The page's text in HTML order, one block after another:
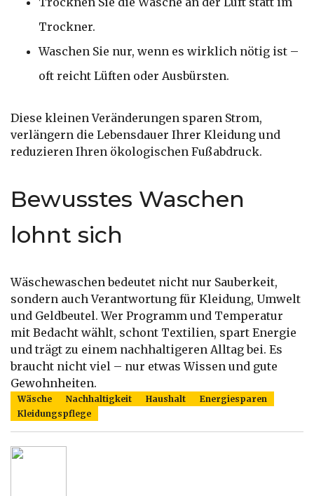
Trockner.
Waschen Sie nur, wenn es wirklich nötig ist –
oft reicht Lüften oder Ausbürsten.
Diese kleinen Veränderungen sparen Strom,
verlängern die Lebensdauer Ihrer Kleidung und
reduzieren Ihren ökologischen Fußabdruck.
Bewusstes Waschen
lohnt sich
Wäschewaschen bedeutet nicht nur Sauberkeit,
sondern auch Verantwortung für Kleidung, Umwelt
und Geldbeutel. Wer Programm und Temperatur
mit Bedacht wählt, schont Textilien, spart Energie
und trägt zu einem nachhaltigeren Alltag bei. Es
braucht nicht viel – nur etwas Wissen und gute
Gewohnheiten.
Wäsche Nachhaltigkeit Haushalt
Energiesparen
Kleidungspflege